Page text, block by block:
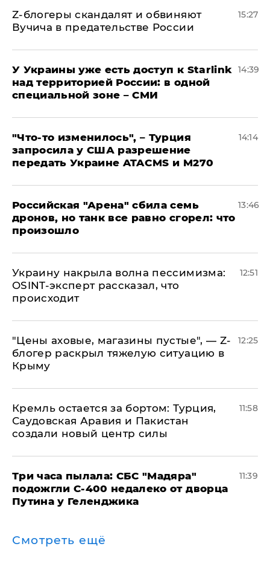
Z-блогеры скандалят и обвиняют
Вучича в предательстве России
15:27
У Украины уже есть доступ к Starlink
над территорией России: в одной
специальной зоне – СМИ
14:39
​"Что-то изменилось", – Турция
запросила у США разрешение
передать Украине ATACMS и M270
14:14
​Российская "Арена" сбила семь
дронов, но танк все равно сгорел: что
произошло
13:46
​Украину накрыла волна пессимизма:
OSINT-эксперт рассказал, что
происходит
12:51
​"Цены аховые, магазины пустые", — Z-
блогер раскрыл тяжелую ситуацию в
Крыму
12:25
​Кремль остается за бортом: Турция,
Саудовская Аравия и Пакистан
создали новый центр силы
11:58
Три часа пылала: СБС "Мадяра"
подожгли С-400 недалеко от дворца
Путина у Геленджика
11:39
Смотреть ещё